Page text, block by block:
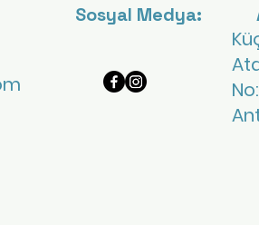
Sosyal Medya: